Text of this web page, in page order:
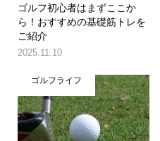
ゴルフ初心者はまずここか
ら！おすすめの基礎筋トレを
ご紹介
2025.11.10
ゴルフライフ